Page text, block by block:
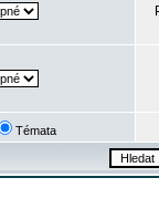
Témata